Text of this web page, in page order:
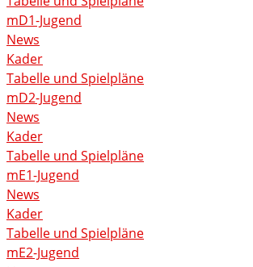
mD1-Jugend
News
Kader
Tabelle und Spielpläne
mD2-Jugend
News
Kader
Tabelle und Spielpläne
mE1-Jugend
News
Kader
Tabelle und Spielpläne
mE2-Jugend